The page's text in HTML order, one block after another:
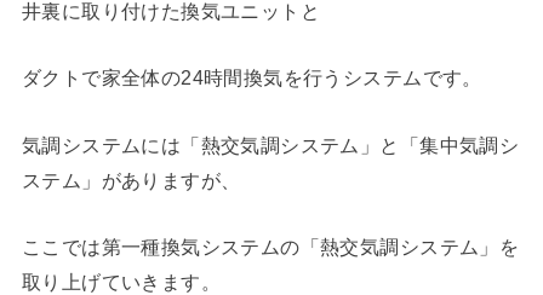
井裏に取り付けた換気ユニットと
ダクトで家全体の24時間換気を行うシステムです。
気調システムには「熱交気調システム」と「集中気調シ
ステム」がありますが、
ここでは第一種換気システムの「熱交気調システム」を
取り上げていきます。